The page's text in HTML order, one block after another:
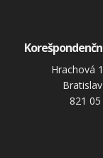
Hrachová
821 05